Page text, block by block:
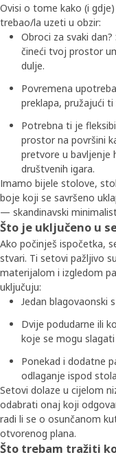
Ovisi o tome kako (i
trebao/la uzeti u obzir:
Obroci za svaki
čineći tvoj prostor
dulje.
Povremena
preklapa, pružajući
Potrebna ti je
prostor na površini
pretvore u bavljenje
društvenih igara.
Imamo bijele stolove,
boje koji se savršeno
— skandinavski
Što je uključeno u
Ako počinješ ispočetka,
stvari. Ti setovi pažljivo
materijalom i izgledom
uključuju:
Jedan blagovaonski
Dvije podudarne ili
koje se mogu
Ponekad i dodatne
odlaganje ispod
Setovi dolaze u cijelom
odabrati onaj koji
radi li se o osunčanom
otvorenog plana.
Što trebam tražiti